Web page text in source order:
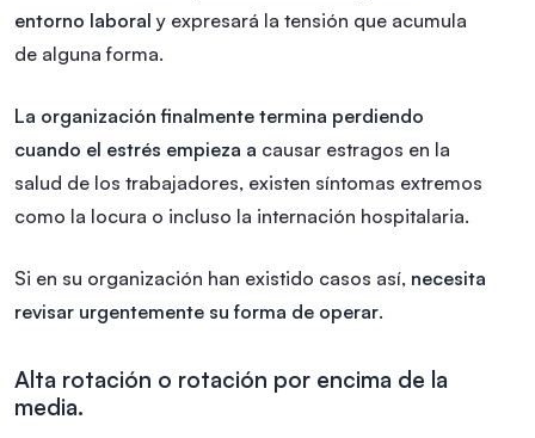
entorno laboral y expresará la tensión que acumula
de alguna forma.
La organización finalmente termina perdiendo
cuando el estrés empieza a causar estragos en la
salud de los trabajadores, existen síntomas extremos
como la locura o incluso la internación hospitalaria.
Si en su organización han existido casos así, necesita
revisar urgentemente su forma de operar.
Alta rotación o rotación por encima de la
media.